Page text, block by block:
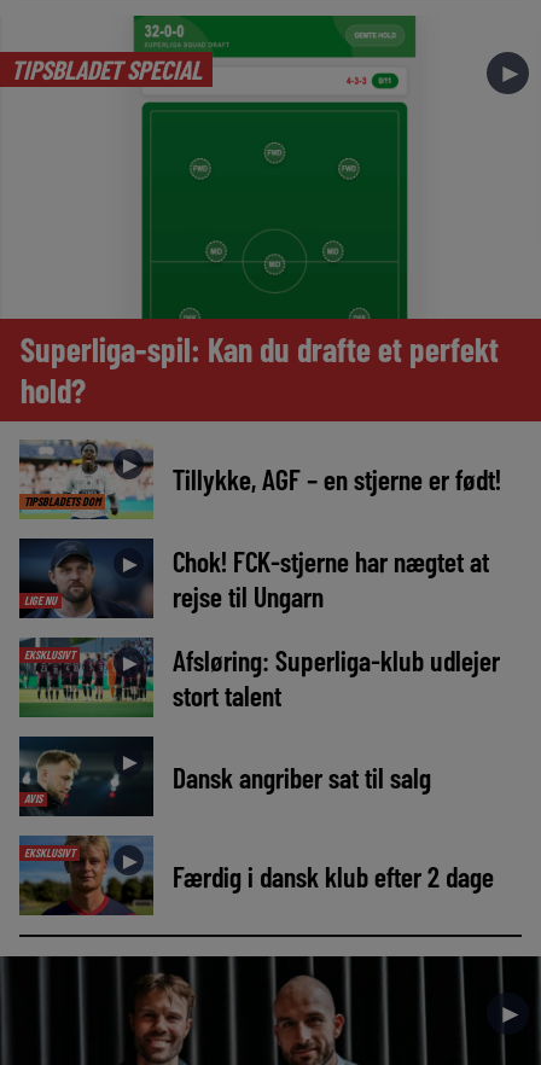
TIPSBLADET SPECIAL ►
Superliga-spil: Kan du drafte et perfekt
hold?
TIPSBLADETS DOM
► Tillykke, AGF – en stjerne er født!
LIGE NU
►
Chok! FCK-stjerne har nægtet at
rejse til Ungarn
EKSKLUSIVT ►
Afsløring: Superliga-klub udlejer
stort talent
AVIS
► Dansk angriber sat til salg
EKSKLUSIVT ► Færdig i dansk klub efter 2 dage
►